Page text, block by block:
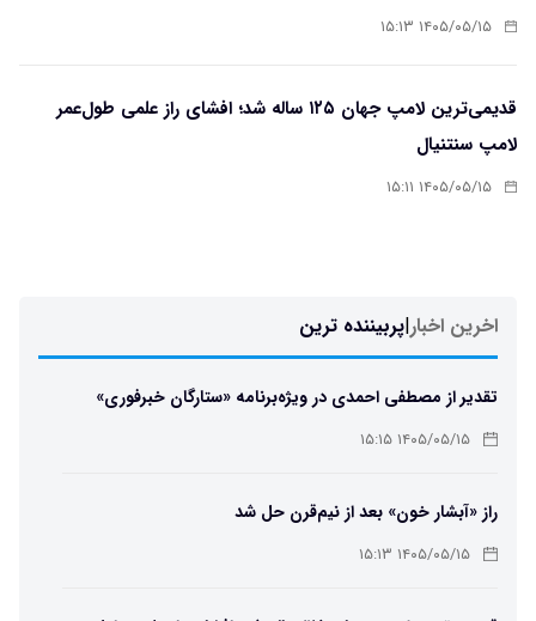
۱۴۰۵/۰۵/۱۵ ۱۵:۱۳
قدیمی‌ترین لامپ جهان ۱۲۵ ساله شد؛ افشای راز علمی طول‌عمر
لامپ سنتنیال
۱۴۰۵/۰۵/۱۵ ۱۵:۱۱
اخرین اخبار|پربیننده ترین
تقدیر از مصطفی احمدی در ویژه‌برنامه «ستارگان خبرفوری»
۱۴۰۵/۰۵/۱۵ ۱۵:۱۵
راز «آبشار خون» بعد از نیم‌قرن حل شد
۱۴۰۵/۰۵/۱۵ ۱۵:۱۳